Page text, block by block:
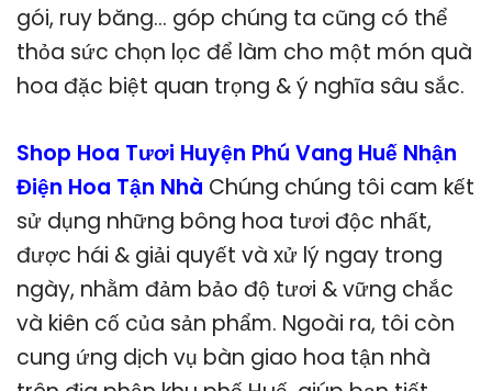
gói, ruy băng… góp chúng ta cũng có thể
thỏa sức chọn lọc để làm cho một món quà
hoa đặc biệt quan trọng & ý nghĩa sâu sắc.
Shop Hoa Tươi Huyện Phú Vang Huế Nhận
Điện Hoa Tận Nhà Chúng chúng tôi cam kết
sử dụng những bông hoa tươi độc nhất,
được hái & giải quyết và xử lý ngay trong
ngày, nhằm đảm bảo độ tươi & vững chắc
và kiên cố của sản phẩm. Ngoài ra, tôi còn
cung ứng dịch vụ bàn giao hoa tận nhà